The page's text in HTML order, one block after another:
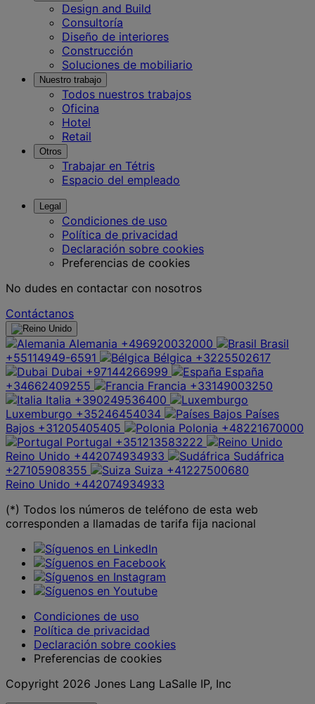
Design and Build
Consultoría
Diseño de interiores
Construcción
Soluciones de mobiliario
Nuestro trabajo
Todos nuestros trabajos
Oficina
Hotel
Retail
Otros
Trabajar en Tétris
Espacio del empleado
Legal
Condiciones de uso
Política de privacidad
Declaración sobre cookies
Preferencias de cookies
No dudes en contactar con nosotros
Contáctanos
Alemania +496920032000
Brasil
+55114949-6591
Bélgica +3225502617
Dubai +97144266999
España
+34662409255
Francia +33149003250
Italia +390249536400
Luxemburgo +35246454034
Países
Bajos +31205405405 Polonia +48221670000
Portugal +351213583222
Reino Unido +442074934933
Sudáfrica
+27105908355
Suiza +41227500680
Reino Unido +442074934933
(*) Todos los números de teléfono de esta web
corresponden a llamadas de tarifa fija nacional
Condiciones de uso
Política de privacidad
Declaración sobre cookies
Preferencias de cookies
Copyright 2026 Jones Lang LaSalle IP, Inc